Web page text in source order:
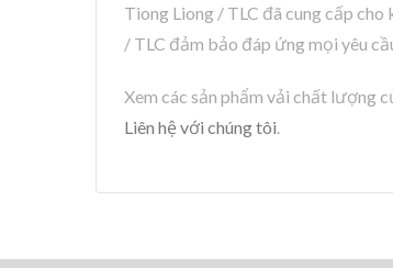
Tiong Liong / TLC đã cung cấp
/ TLC đảm bảo đáp ứng mọi yêu
Xem các sản phẩm vải chất lượng
Liên hệ với chúng tôi.